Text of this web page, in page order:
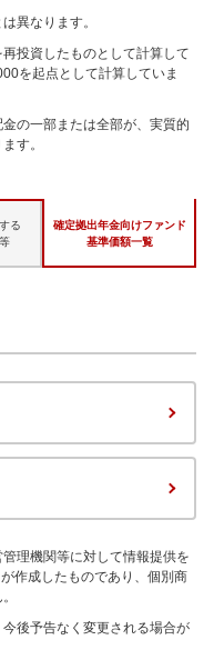
異なります。
投資したものとして計算して
を起点として計算していま
の一部または全部が、実質的
す。
る
確定拠出年金向けファンド
基準価額一覧
理機関等に対して情報提供を
作成したものであり、個別商
後予告なく変更される場合が